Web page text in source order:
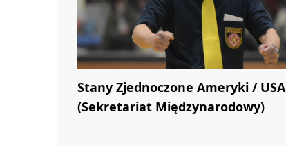
Stany Zjednoczone Ameryki / USA
(Sekretariat Międzynarodowy)